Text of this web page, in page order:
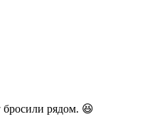
рядом. 😆